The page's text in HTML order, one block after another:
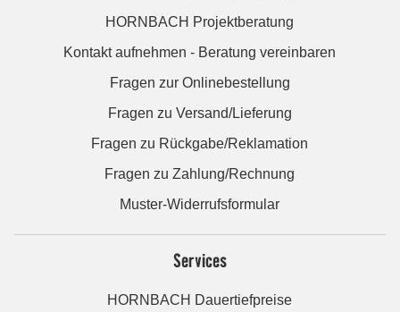
HORNBACH Projektberatung
Kontakt aufnehmen - Beratung vereinbaren
Fragen zur Onlinebestellung
Fragen zu Versand/Lieferung
Fragen zu Rückgabe/Reklamation
Fragen zu Zahlung/Rechnung
Muster-Widerrufsformular
Services
HORNBACH Dauertiefpreise